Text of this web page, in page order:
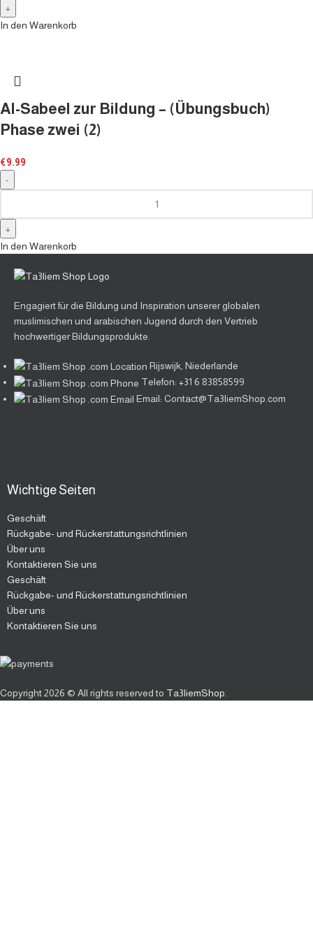
In den Warenkorb
Al-Sabeel zur Bildung – (Übungsbuch)
Phase zwei (2)
€9.99
In den Warenkorb
Engagiert für die Bildung und Inspiration unserer globalen
muslimischen und arabischen Jugend durch den Vertrieb
hochwertiger Bildungsprodukte.
Rijswijk, Niederlande
Telefon: +31 6 83858599
Email: Contact@Ta3liemShop.com
Wichtige Seiten
Geschäft
Rückgabe- und Rückerstattungsrichtlinien
Über uns
Kontaktieren Sie uns
Geschäft
Rückgabe- und Rückerstattungsrichtlinien
Über uns
Kontaktieren Sie uns
Copyright2026 © All rights reserved to Ta3liemShop